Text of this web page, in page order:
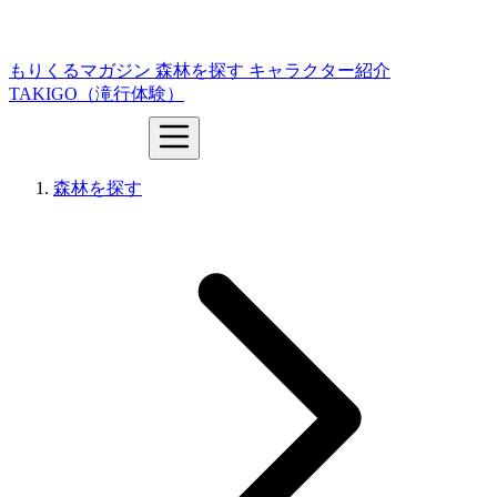
もりくるマガジン 森林を探す キャラクター紹介
TAKIGO（滝行体験）
森林を探す